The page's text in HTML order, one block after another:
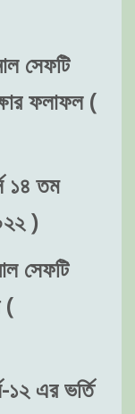
সেফটি
ফলাফল (
১৪ তম
)
সেফটি
(
১২ এর ভর্তি